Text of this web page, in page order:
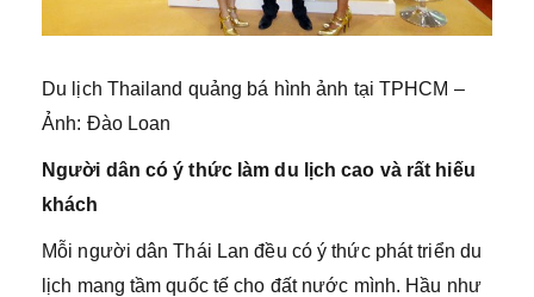
Du lịch Thailand quảng bá hình ảnh tại TPHCM –
Ảnh: Đào Loan
Người dân có ý thức làm du lịch cao và rất hiếu
khách
Mỗi người dân Thái Lan đều có ý thức phát triển du
lịch mang tầm quốc tế cho đất nước mình. Hầu như